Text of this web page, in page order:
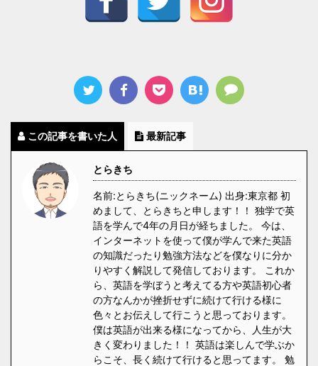
この記事を書いた人 最新記事
とらきち
名前:とらきち(ニックネーム) 出身:東京都 初
めまして、とらきちと申します！！ 独学で英
語を学んで4年の月日が経ちました。 今は、
インターネットを使って僕が学んで来た英語
の知識だったり勉強方法などを僕なりに分か
りやすく解説して発信しております。 これか
ら、英語を学ぼうと考えてる方や英語初心者
の方なんかが挫折せずに続けて行ける様に
色々とお伝えして行こうと思っております。
僕は英語が出来る様になってから、人生が大
きく変わりました！！ 英語は楽しんで学ぶか
らこそ、長く続けて行けると思ってます。 勉